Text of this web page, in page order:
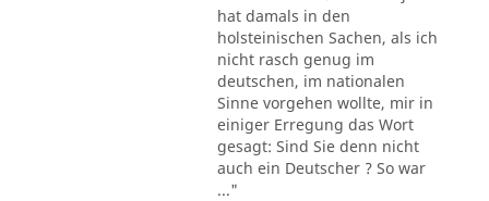
hat damals in den
holsteinischen Sachen, als ich
nicht rasch genug im
deutschen, im nationalen
Sinne vorgehen wollte, mir in
einiger Erregung das Wort
gesagt: Sind Sie denn nicht
auch ein Deutscher ? So war
..."